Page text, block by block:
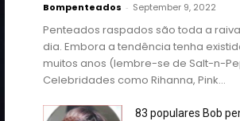
Bompenteados - September 9, 2022
Penteados raspados são toda a
dia. Embora a tendência tenha
muitos anos (lembre-se de Salt-n-
Celebridades como Rihanna, Pink...
83 populares Bob